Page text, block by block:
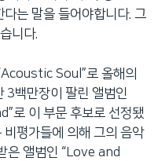
는 말을 들어야합니다. 그
니다.
Soul”로 올해의
3백만장이 팔린 앨범인
로 이 부문 후보로 선정됐
평가들에 의해 그의 음악
은 앨범인 “Love and